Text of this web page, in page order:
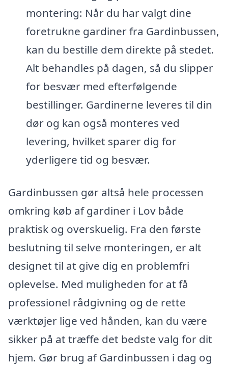
montering: Når du har valgt dine
foretrukne gardiner fra Gardinbussen,
kan du bestille dem direkte på stedet.
Alt behandles på dagen, så du slipper
for besvær med efterfølgende
bestillinger. Gardinerne leveres til din
dør og kan også monteres ved
levering, hvilket sparer dig for
yderligere tid og besvær.
Gardinbussen gør altså hele processen
omkring køb af gardiner i Lov både
praktisk og overskuelig. Fra den første
beslutning til selve monteringen, er alt
designet til at give dig en problemfri
oplevelse. Med muligheden for at få
professionel rådgivning og de rette
værktøjer lige ved hånden, kan du være
sikker på at træffe det bedste valg for dit
hjem. Gør brug af Gardinbussen i dag og